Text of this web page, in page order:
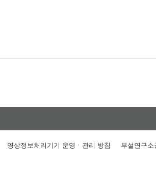
영상정보처리기기 운영ㆍ관리 방침 부설연구소